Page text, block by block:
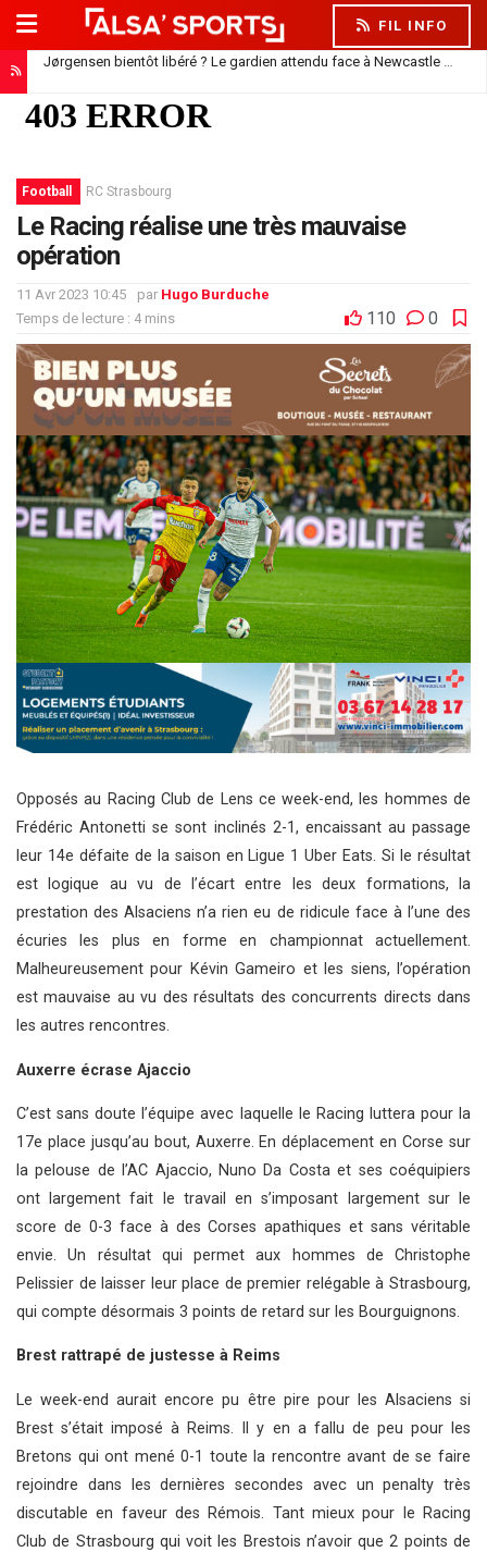
FIL INFO
Mercato : Oliveira attend des renforts ! 10 août 2026
Football RC Strasbourg
Le Racing réalise une très mauvaise
opération
11 Avr 2023 10:45 par Hugo Burduche
Temps de lecture : 4 mins
110 0
Opposés au Racing Club de Lens ce week-end, les hommes de
Frédéric Antonetti se sont inclinés 2-1, encaissant au passage
leur 14e défaite de la saison en Ligue 1 Uber Eats. Si le résultat
est logique au vu de l’écart entre les deux formations, la
prestation des Alsaciens n’a rien eu de ridicule face à l’une des
écuries les plus en forme en championnat actuellement.
Malheureusement pour Kévin Gameiro et les siens, l’opération
est mauvaise au vu des résultats des concurrents directs dans
les autres rencontres.
Auxerre écrase Ajaccio
C’est sans doute l’équipe avec laquelle le Racing luttera pour la
17e place jusqu’au bout, Auxerre. En déplacement en Corse sur
la pelouse de l’AC Ajaccio, Nuno Da Costa et ses coéquipiers
ont largement fait le travail en s’imposant largement sur le
score de 0-3 face à des Corses apathiques et sans véritable
envie. Un résultat qui permet aux hommes de Christophe
Pelissier de laisser leur place de premier relégable à Strasbourg,
qui compte désormais 3 points de retard sur les Bourguignons.
Brest rattrapé de justesse à Reims
Le week-end aurait encore pu être pire pour les Alsaciens si
Brest s’était imposé à Reims. Il y en a fallu de peu pour les
Bretons qui ont mené 0-1 toute la rencontre avant de se faire
rejoindre dans les dernières secondes avec un penalty très
discutable en faveur des Rémois. Tant mieux pour le Racing
Club de Strasbourg qui voit les Brestois n’avoir que 2 points de